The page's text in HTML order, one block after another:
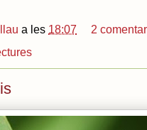
a les 18:07
2